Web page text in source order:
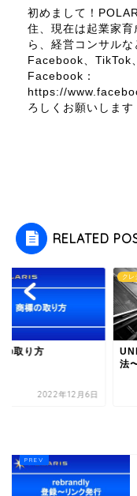
初めまして！
住、現在は起業家
ら、経営コンサル
Facebook、TikTok
Facebook：
https://
ろしくお願いします
RELATED
の取り方
2022年12月6日
クレ
法